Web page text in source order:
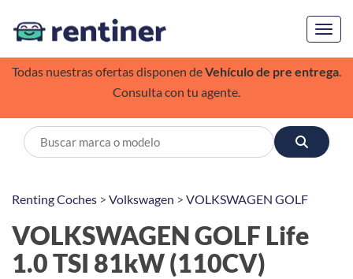
Todas nuestras ofertas disponen deVehículo de pre entrega.
Consulta con tu agente.
Renting Coches > Volkswagen > VOLKSWAGEN GOLF
VOLKSWAGEN GOLF Life
1.0 TSI 81kW (110CV)